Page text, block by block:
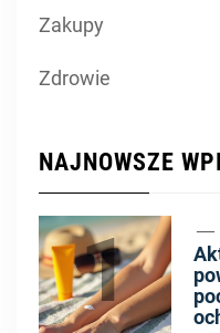
Zakupy
Zdrowie
NAJNOWSZE
1